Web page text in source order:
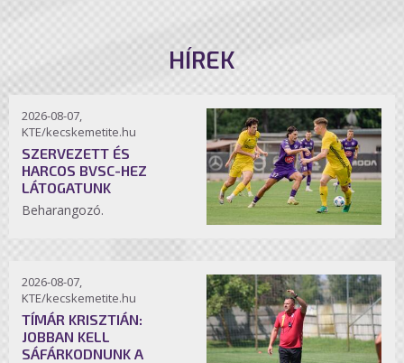
HÍREK
2026-08-07,
KTE/kecskemetite.hu
SZERVEZETT ÉS
HARCOS BVSC-HEZ
LÁTOGATUNK
Beharangozó.
2026-08-07,
KTE/kecskemetite.hu
TÍMÁR KRISZTIÁN:
JOBBAN KELL
SÁFÁRKODNUNK A